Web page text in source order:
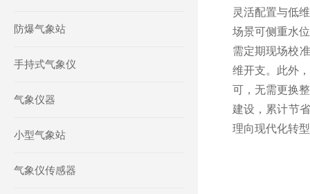
防爆气象站
手持式气象仪
气象仪器
小型气象站
气象仪传感器
灵活配置与低
场景可侧重水
需定期现场校
维开支。此外
可，无需更换
建设，累计节
理向现代化转